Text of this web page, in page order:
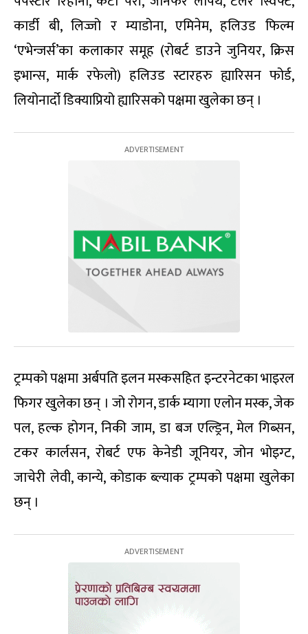
कार्डी बी, लिज्जो र म्याडोना, एमिनेम, हलिउड फिल्म
‘एभेन्जर्स’का कलाकार समूह (रोबर्ट डाउने जुनियर, क्रिस
इभान्स, मार्क रफेलो) हलिउड स्टारहरु ह्यारिसन फोर्ड,
लियोनार्दो डिक्याप्रियो ह्यारिसको पक्षमा खुलेका छन् ।
ट्रम्पको पक्षमा अर्बपति इलन मस्कसहित इन्टरनेटका भाइरल
फिगर खुलेका छन् । जो रोगन, डार्क म्यागा एलोन मस्क, जेक
पल, हल्क होगन, निकी जाम, डा बज एल्ड्रिन, मेल गिब्सन,
टकर कार्लसन, रोबर्ट एफ केनेडी जूनियर, जोन भोइग्ट,
जाचेरी लेवी, कान्ये, कोडाक ब्ल्याक ट्रम्पको पक्षमा खुलेका
छन् ।